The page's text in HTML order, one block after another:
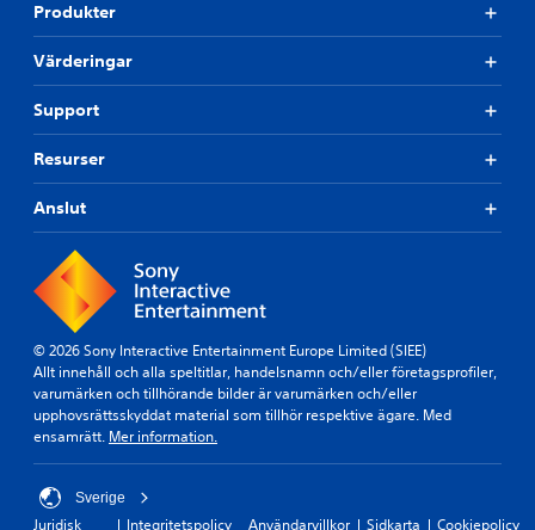
Produkter
Värderingar
Support
Resurser
Anslut
© 2026 Sony Interactive Entertainment Europe Limited (SIEE)
Allt innehåll och alla speltitlar, handelsnamn och/eller företagsprofiler,
varumärken och tillhörande bilder är varumärken och/eller
upphovsrättsskyddat material som tillhör respektive ägare. Med
ensamrätt. Mer information.
Sverige
Juridisk Integritetspolicy Användarvillkor Sidkarta Cookiepolicy